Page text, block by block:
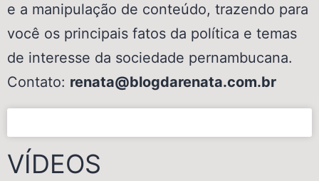
e a manipulação de conteúdo, trazendo para
você os principais fatos da política e temas
de interesse da sociedade pernambucana.
Contato: renata@blogdarenata.com.br
VÍDEOS